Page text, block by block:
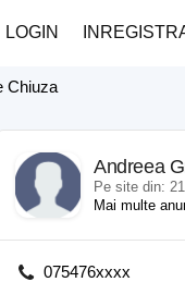
LOGIN
Chiuza
Andreea
Pe site din:
Mai multe
075476xxxx